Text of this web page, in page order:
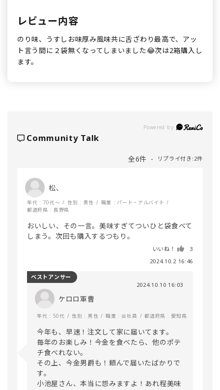
レビュー内容
のり味、うすしお味厚み風味共に舌ざわり最高で、アッ
ト言う間に２袋無くなってしまいました😂次は2箱購入し
ます。
Powered by
Community Talk
全6件 リプライ付き:2件
松、
年代 : 70代～ 性別 : 男性
職業 : パート・アルバイト
都道府県 : 長野県
おいしい、その一言。美味すぎてついひと袋食べて
しまう。次回も購入するつもり。
いいね！
3
2024.10.2 16:46
2024.10.10 16:03
ケロロ軍曹
年代 : 50代 性別 : 男性 職業 : 会社員 都道府県 : 愛知県
今年も、早速！注文して家に届いてます。
毎年のお楽しみ！今金を食べたら、他のポテ
チ食べれない。
その上、今金男爵も！頼んで届いたばかりで
す。
小池屋さん、本当に怨みますよ！あれ程美味
ベストアンサー